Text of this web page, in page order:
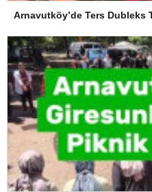
Arnavutköy’de Ters Dubleks